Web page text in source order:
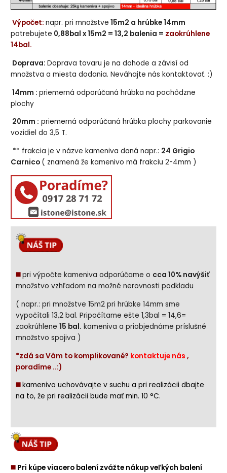
Výpočet: napr. pri množstve 15m2 a hrúbke 14mm
potrebujete 0,88bal x 15m2 = 13,2 balenia = zaokrúhlene
14bal.
Doprava:Doprava tovaru je na dohode a závisí od
množstva a miesta dodania. Neváhajte nás kontaktovať. :)
14mm :priemerná odporúčaná hrúbka na pochôdzne
plochy
20mm : priemerná odporúčaná hrúbka plochy parkovanie
vozidiel do 3,5 T.
** frakcia je v názve kameniva daná napr.: 24 Grigio
Carnico ( znamená že kamenivo má frakciu 2-4mm )
◼️pri výpočte kameniva odporúčame o cca 10% navýšiť
množstvo vzhľadom na možné nerovnosti podkladu
( napr.: pri množstve 15m2 pri hrúbke 14mm sme
vypočítali 13,2 bal. Pripočítame ešte 1,3bal = 14,6=
zaokrúhlene15 bal. kameniva a priobjednáme príslušné
množstvo spojiva )
*zdá sa Vám to komplikované? kontaktuje nás ,
poradíme ..:)
◼️kamenivo uchovávajte v suchu a pri realizácii dbajte
na to, že pri realizácii bude mať min. 10 °C.
◼️ Pri kúpe viacero balení zvážte nákup veľkých balení